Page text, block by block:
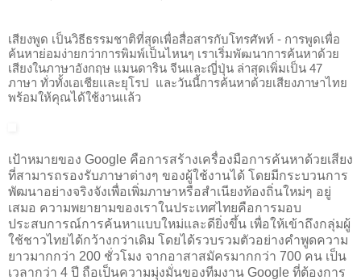
เสียงพูด เป็นวิธีธรรมชาติที่สุดเพื่อสื่อสารกับโทรศัพท์ - การพูดเพื่อ
ค้นหาย่อมง่ายกว่าการพิมพ์เป็นไหนๆ เราเริ่มพัฒนาการค้นหาด้วย
เสียงในภาษาอังกฤษ แมนดาริน จีนและญี่ปุ่น ล่าสุดเพิ่มเป็น 47
ภาษา ทั่วทั้งเอเชียเเละยุโรป  และวันนี้การค้นหาด้วยเสียงภาษาไทย
พร้อมให้คุณได้ใช้งานเเล้ว
เป้าหมายของ Google คือการสร้างเครื่องมือการค้นหาด้วยเสียง
ที่สามารถรองรับภาษาต่างๆ ของผู้ใช้งานได้ โดยมีกระบวนการ
พัฒนาอย่างจริงจังเพื่อเพิ่มภาษาหรือสำเนียงท้องถิ่นใหม่ๆ อยู่
เสมอ ความพยายามของเราในประเทศไทยคือการมอบ
ประสบการณ์การค้นหาแบบใหม่และดียิ่งขึ้น เพื่อให้เข้าถึงกลุ่มผู้
ใช้ชาวไทยได้กว้างกว่าเดิม โดยได้รวบรวมตัวอย่างคำพูดความ
ยาวมากกว่า 200 ชั่วโมง จากอาสาสมัครมากกว่า 700 คน เป็น
เวลากว่า 4 ปี ถือเป็นความมุ่งมั่นของทีมงาน Google ที่ต้องการ